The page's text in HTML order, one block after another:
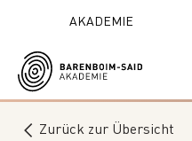
AKADEMIE
Zurück zur Übersicht